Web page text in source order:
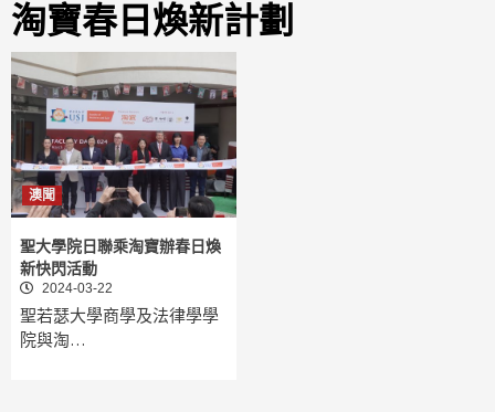
淘寶春日煥新計劃
澳聞
聖大學院日聯乘淘寶辦春日煥
新快閃活動
2024-03-22
聖若瑟大學商學及法律學學
院與淘…